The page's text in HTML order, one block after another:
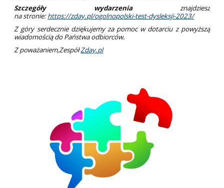
Szczegóły wydarzenia
znajdziesz
na stronie: https://zday.pl/ogolnopolski-test-dysleksji-2023/
Z góry serdecznie dziękujemy za pomoc w dotarciu z powyższą
wiadomością do Państwa odbiorców.
Z poważaniem,ZespółZday.pl